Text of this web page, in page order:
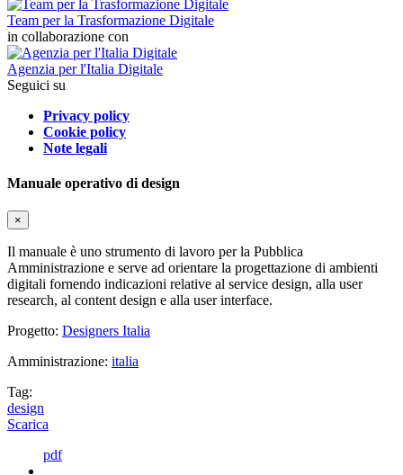
Team per la Trasformazione Digitale
in collaborazione con
Agenzia per l'Italia Digitale
Seguici su
Privacy policy
Cookie policy
Note legali
Manuale operativo di design
×
Il manuale è uno strumento di lavoro per la Pubblica
Amministrazione e serve ad orientare la progettazione di ambienti
digitali fornendo indicazioni relative al service design, alla user
research, al content design e alla user interface.
Progetto: Designers Italia
Amministrazione: italia
Tag:
design
Scarica
pdf